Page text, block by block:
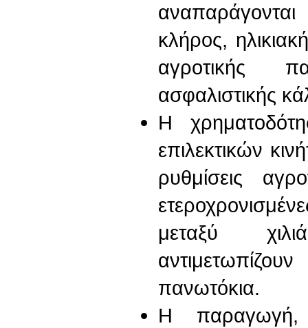
κλήρος,
αγροτικής
ασφαλιστικής
Η
επιλεκτικών
ρυθμίσεις
μεταξύ
πανωτόκια.
Η παραγωγή,